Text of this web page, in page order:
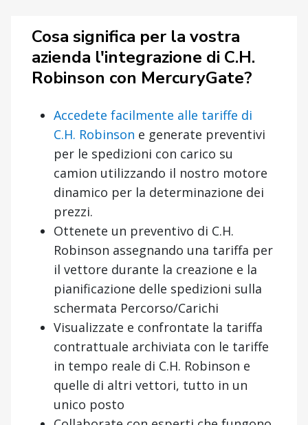
Cosa significa per la vostra
azienda l'integrazione di C.H.
Robinson con MercuryGate?
Accedete facilmente alle tariffe di
C.H. Robinson e generate preventivi
per le spedizioni con carico su
camion utilizzando il nostro motore
dinamico per la determinazione dei
prezzi.
Ottenete un preventivo di C.H.
Robinson assegnando una tariffa per
il vettore durante la creazione e la
pianificazione delle spedizioni sulla
schermata Percorso/Carichi
Visualizzate e confrontate la tariffa
contrattuale archiviata con le tariffe
in tempo reale di C.H. Robinson e
quelle di altri vettori, tutto in un
unico posto